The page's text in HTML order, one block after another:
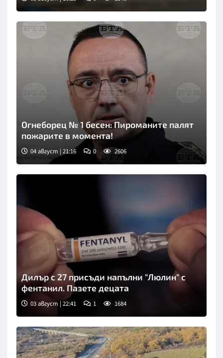
Огнеборец № 1 бесен: Пироманите палят
пожарите в момента!
04 август | 21:16 0 2606
Дилър с 27 присъди напълни "Люлин" с
фентанил. Пазете децата
03 август | 22:41 1 1684